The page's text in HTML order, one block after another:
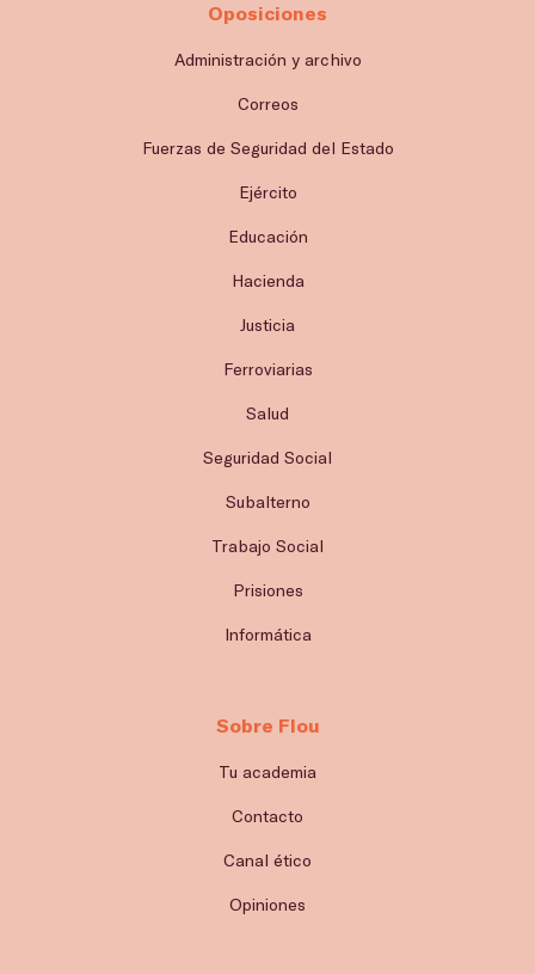
Oposiciones
Administración y archivo
Correos
Fuerzas de Seguridad del Estado
Ejército
Educación
Hacienda
Justicia
Ferroviarias
Salud
Seguridad Social
Subalterno
Trabajo Social
Prisiones
Informática
Sobre Flou
Tu academia
Contacto
Canal ético
Opiniones